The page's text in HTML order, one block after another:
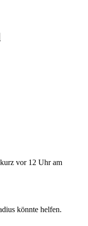
vor 12 Uhr am
könnte helfen.